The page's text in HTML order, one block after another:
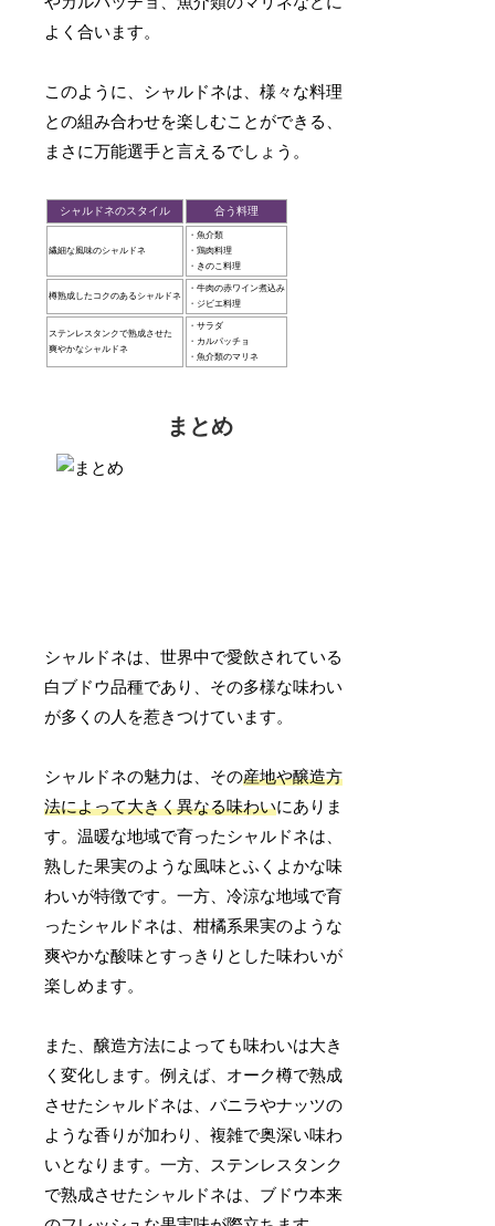
よく合います。
このように、シャルドネは、様々な料理
との組み合わせを楽しむことができる、
まさに万能選手と言えるでしょう。
シャルドネのスタイル 合う料理
繊細な風味のシャルドネ
・魚介類
・鶏肉料理
・きのこ料理
樽熟成したコクのあるシャルドネ
・牛肉の赤ワイン煮込み
・ジビエ料理
ステンレスタンクで熟成させた
爽やかなシャルドネ
・サラダ
・カルパッチョ
・魚介類のマリネ
まとめ
シャルドネは、世界中で愛飲されている
白ブドウ品種であり、その多様な味わい
が多くの人を惹きつけています。
シャルドネの魅力は、その産地や醸造方
法によって大きく異なる味わいにありま
す。温暖な地域で育ったシャルドネは、
熟した果実のような風味とふくよかな味
わいが特徴です。一方、冷涼な地域で育
ったシャルドネは、柑橘系果実のような
爽やかな酸味とすっきりとした味わいが
楽しめます。
また、醸造方法によっても味わいは大き
く変化します。例えば、オーク樽で熟成
させたシャルドネは、バニラやナッツの
ような香りが加わり、複雑で奥深い味わ
いとなります。一方、ステンレスタンク
で熟成させたシャルドネは、ブドウ本来